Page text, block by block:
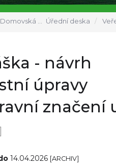
Domovská stránka Úřední deska Veřejná vyhláška - návrh
- návrh
úpravy
značení
14.04.2026 [ARCHIV]